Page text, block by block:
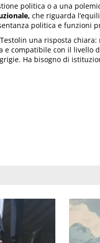
politica o a una
che riguarda
politica e funzioni
una risposta
compatibile con il livello
Ha bisogno di